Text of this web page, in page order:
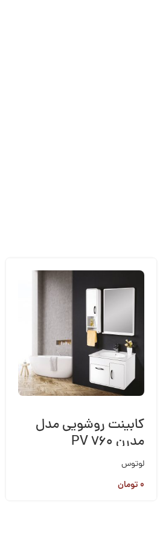
کابینت روشویی مدل
مدرن PV 760
لوتوس
۰تومان